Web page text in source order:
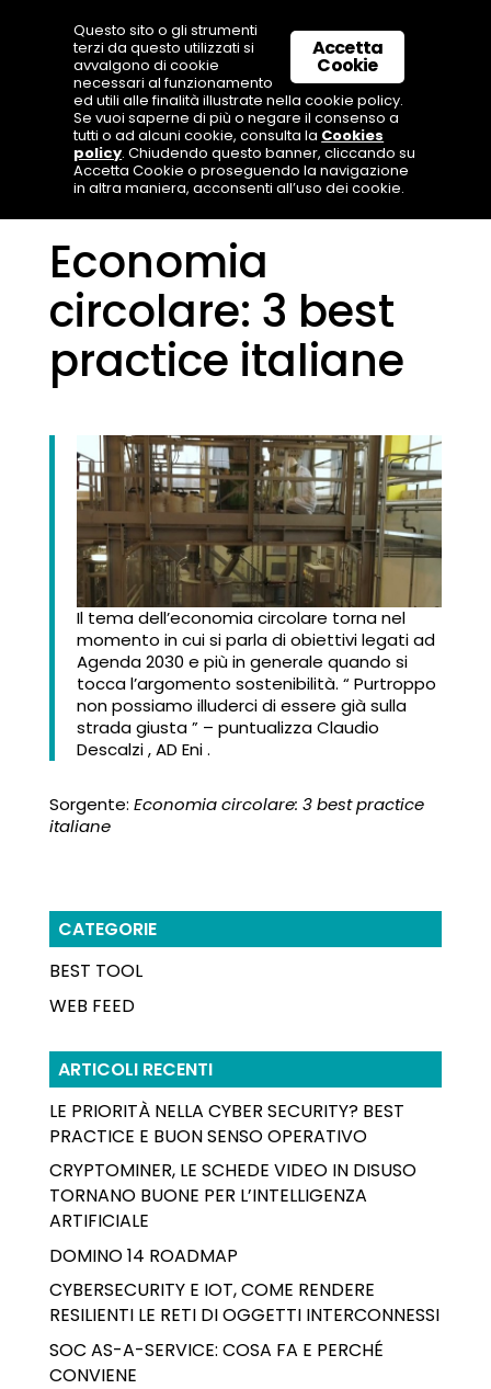
Economia
circolare: 3 best
practice italiane
Il tema dell’economia circolare torna nel
momento in cui si parla di obiettivi legati ad
Agenda 2030 e più in generale quando si
tocca l’argomento sostenibilità. “ Purtroppo
non possiamo illuderci di essere già sulla
strada giusta ” – puntualizza Claudio
Descalzi , AD Eni .
Sorgente: Economia circolare: 3 best practice
italiane
CATEGORIE
BEST TOOL
WEB FEED
ARTICOLI RECENTI
LE PRIORITÀ NELLA CYBER SECURITY? BEST
PRACTICE E BUON SENSO OPERATIVO
CRYPTOMINER, LE SCHEDE VIDEO IN DISUSO
TORNANO BUONE PER L’INTELLIGENZA
ARTIFICIALE
DOMINO 14 ROADMAP
CYBERSECURITY E IOT, COME RENDERE
RESILIENTI LE RETI DI OGGETTI INTERCONNESSI
SOC AS-A-SERVICE: COSA FA E PERCHÉ
CONVIENE
Accetta
Cookie
Questo sito o gli strumenti
terzi da questo utilizzati si
avvalgono di cookie
necessari al funzionamento
ed utili alle finalità illustrate nella cookie policy.
Se vuoi saperne di più o negare il consenso a
tutti o ad alcuni cookie, consulta la Cookies
policy. Chiudendo questo banner, cliccando su
Accetta Cookie o proseguendo la navigazione
in altra maniera, acconsenti all’uso dei cookie.